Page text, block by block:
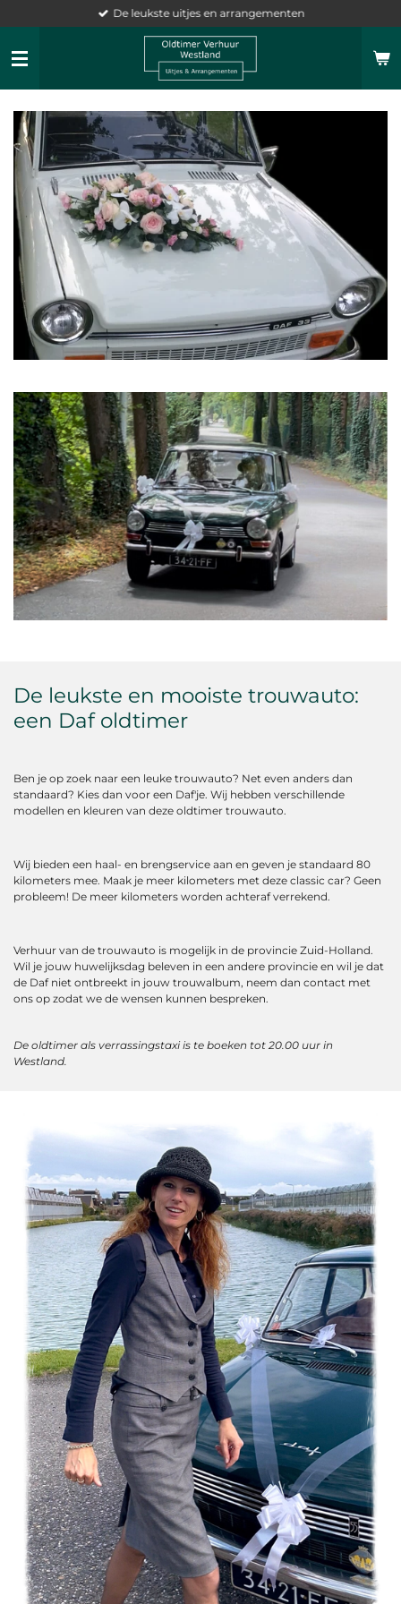
naar
de
De leukste uitjes en arrangementen
De leukste en mooiste trouwauto:
een Daf oldtimer
Ben je op zoek naar een leuke trouwauto? Net even anders dan
standaard? Kies dan voor een Daf'je. Wij hebben verschillende
modellen en kleuren van deze oldtimer trouwauto.
Wij bieden een haal- en brengservice aan en geven je standaard 80
kilometers mee. Maak je meer kilometers met deze classic car? Geen
probleem! De meer kilometers worden achteraf verrekend.
Verhuur van de trouwauto is mogelijk in de provincie Zuid-Holland.
Wil je jouw huwelijksdag beleven in een andere provincie en wil je dat
de Daf niet ontbreekt in jouw trouwalbum, neem dan contact met
ons op zodat we de wensen kunnen bespreken.
De oldtimer als verrassingstaxi is te boeken tot 20.00 uur in
Westland.